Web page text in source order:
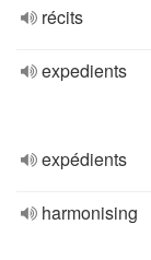
récits
expedients
expédients
harmonising